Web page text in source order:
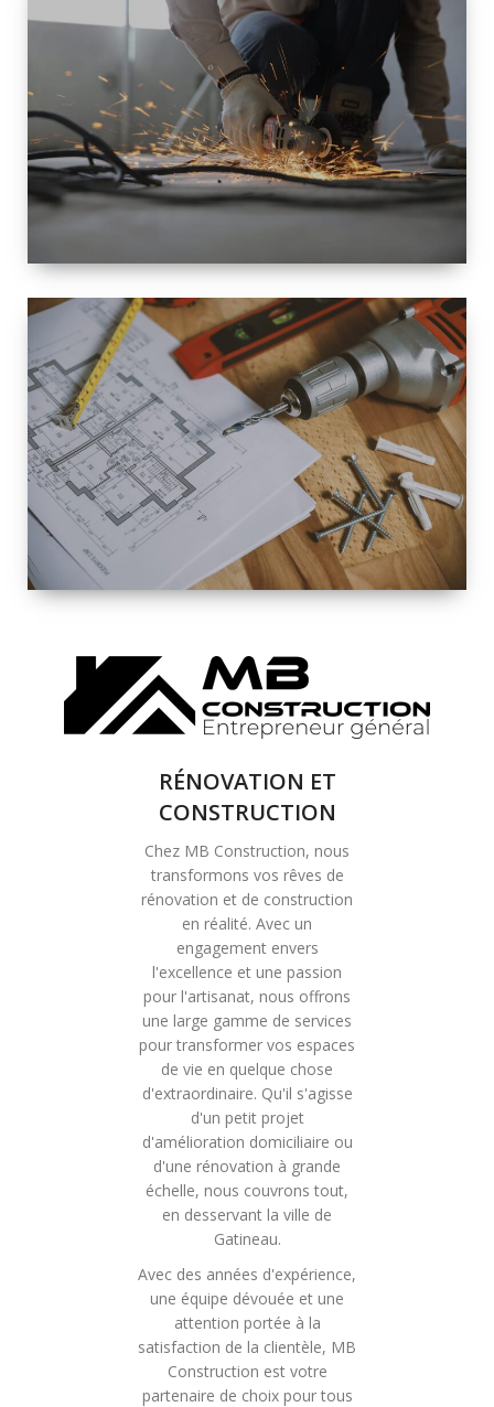
PETITE À
GRANDE
RÉNOVATION
ESPACE
RÉNOVATION
INTÉRIEURE ET
EXTÉRIEURE
SOLUTIONS DE
RÉNOVATION
COMPLÈTE
RÉNOVATION ET
CONSTRUCTION
Chez MB Construction, nous
transformons vos rêves de
rénovation et de construction
en réalité. Avec un
engagement envers
l'excellence et une passion
pour l'artisanat, nous offrons
une large gamme de services
pour transformer vos espaces
de vie en quelque chose
d'extraordinaire. Qu'il s'agisse
d'un petit projet
d'amélioration domiciliaire ou
d'une rénovation à grande
échelle, nous couvrons tout,
en desservant la ville de
Gatineau.
Avec des années d'expérience,
une équipe dévouée et une
attention portée à la
satisfaction de la clientèle, MB
Construction est votre
partenaire de choix pour tous